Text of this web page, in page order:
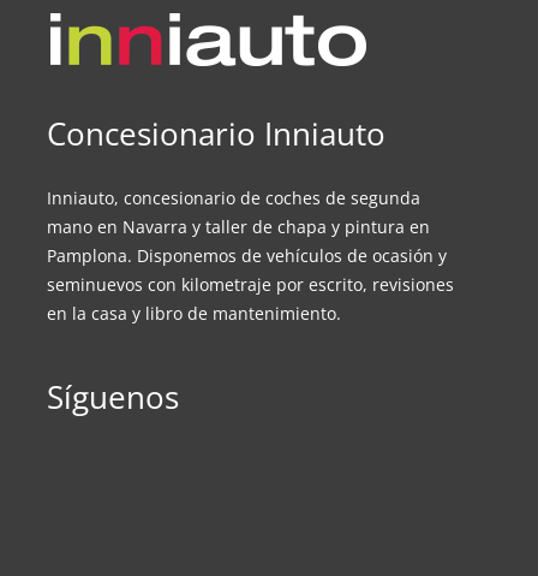
Concesionario Inniauto
Inniauto, concesionario de coches de segunda
mano en Navarra y taller de chapa y pintura en
Pamplona. Disponemos de vehículos de ocasión y
seminuevos con kilometraje por escrito, revisiones
en la casa y libro de mantenimiento.
Síguenos